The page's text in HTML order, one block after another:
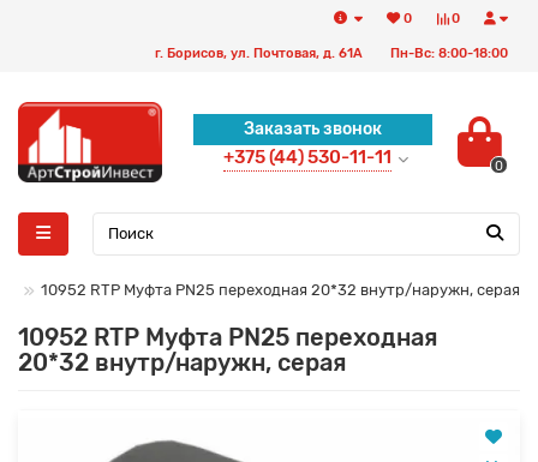
0
0
г. Борисов, ул. Почтовая, д. 61А Пн-Вс: 8:00-18:00
Заказать звонок
+375 (44) 530-11-11 0
10952 RTP Муфта PN25 переходная 20*32 внутр/наружн, серая
10952 RTP Муфта PN25 переходная
20*32 внутр/наружн, серая